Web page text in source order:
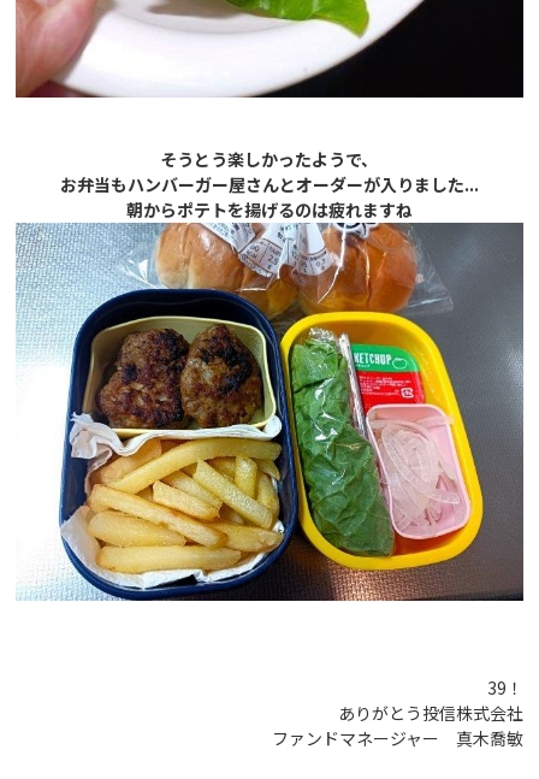
そうとう楽しかったようで、
お弁当もハンバーガー屋さんとオーダーが入りました...
朝からポテトを揚げるのは疲れますね
39！
ありがとう投信株式会社
ファンドマネージャー 真木喬敏